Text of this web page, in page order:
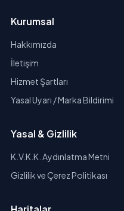
Kurumsal
Hakkımızda
İletişim
Hizmet Şartları
Yasal Uyarı / Marka Bildirimi
Yasal & Gizlilik
K.V.K.K. Aydınlatma Metni
Gizlilik ve Çerez Politikası